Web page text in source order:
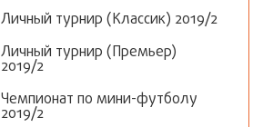
Личный турнир (Классик) 2019/2
Личный турнир (Премьер)
2019/2
Чемпионат по мини-футболу
2019/2